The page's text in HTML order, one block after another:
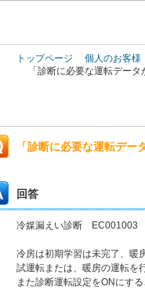
トップページ 個人のお客様
「診断に必要な運転デー
「診断に必要な運転デー
回答
冷媒漏えい診断 EC001003
冷房は初期学習は未完了、暖
試運転または、暖房の運転を
また診断運転設定をONにす